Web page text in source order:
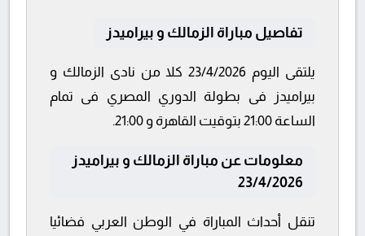
تفاصيل مباراة الزمالك و بيراميدز
يلتقى اليوم 23/4/2026 كلا من نادى الزمالك و
بيراميدز فى بطولة الدوري المصري فى تمام
الساعة 21:00 بتوقيت القاهرة و 21:00.
معلومات عن مباراة الزمالك و بيراميدز
23/4/2026
تنقل أحداث المباراة في الوطن العربي فضائيا